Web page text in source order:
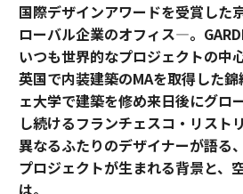
国際デザインアワードを受賞した
ローバル企業のオフィス—。
いつも世界的なプロジェクトの中
英国で内装建築のMAを取得した
ェ大学で建築を修め来日後にグロ
し続けるフランチェスコ・リスト
異なるふたりのデザイナーが語る
プロジェクトが生まれる背景と、
は。